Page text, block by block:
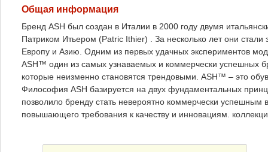
Общая информация
Бренд ASH был создан в Италии в 2000 году двумя
Патриком Итьером (Patric Ithier) . За несколько лет они
Европу и Азию. Одним из первых удачных экспериментов
ASH™ один из самых узнаваемых и коммерчески успешных
которые неизменно становятся трендовыми. ASH™ – это
Философия ASH базируется на двух фундаментальных
позволило бренду стать невероятно коммерчески
повышающего требования к качеству и инновациям.